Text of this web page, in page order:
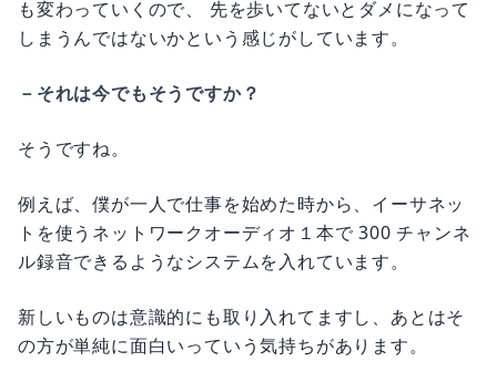
も変わっていくので、 先を歩いてないとダメになって
しまうんではないかという感じがしています。
－それは今でもそうですか？
そうですね。
例えば、僕が一人で仕事を始めた時から、イーサネッ
トを使うネットワークオーディオ１本で 300 チャンネ
ル録音できるようなシステムを入れています。
新しいものは意識的にも取り入れてますし、あとはそ
の方が単純に面白いっていう気持ちがあります。